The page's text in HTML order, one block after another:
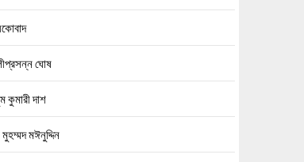
ঘোষ
কুমারী দাশ
মুহম্মদ মঈনুদ্দিন